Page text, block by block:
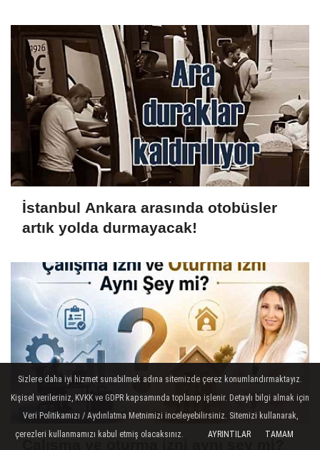
İstanbul Ankara arasında otobüsler
artık yolda durmayacak!
Çalışma ve oturma izni aynı şey mi?
Sizlere daha iyi hizmet sunabilmek adına sitemizde çerez konumlandırmaktayız.
Kişisel verileriniz, KVKK ve GDPR kapsamında toplanıp işlenir. Detaylı bilgi almak için
Veri Politikamızı / Aydınlatma Metnimizi inceleyebilirsiniz. Sitemizi kullanarak,
çerezleri kullanmamızı kabul etmiş olacaksınız.
AYRINTILAR TAMAM